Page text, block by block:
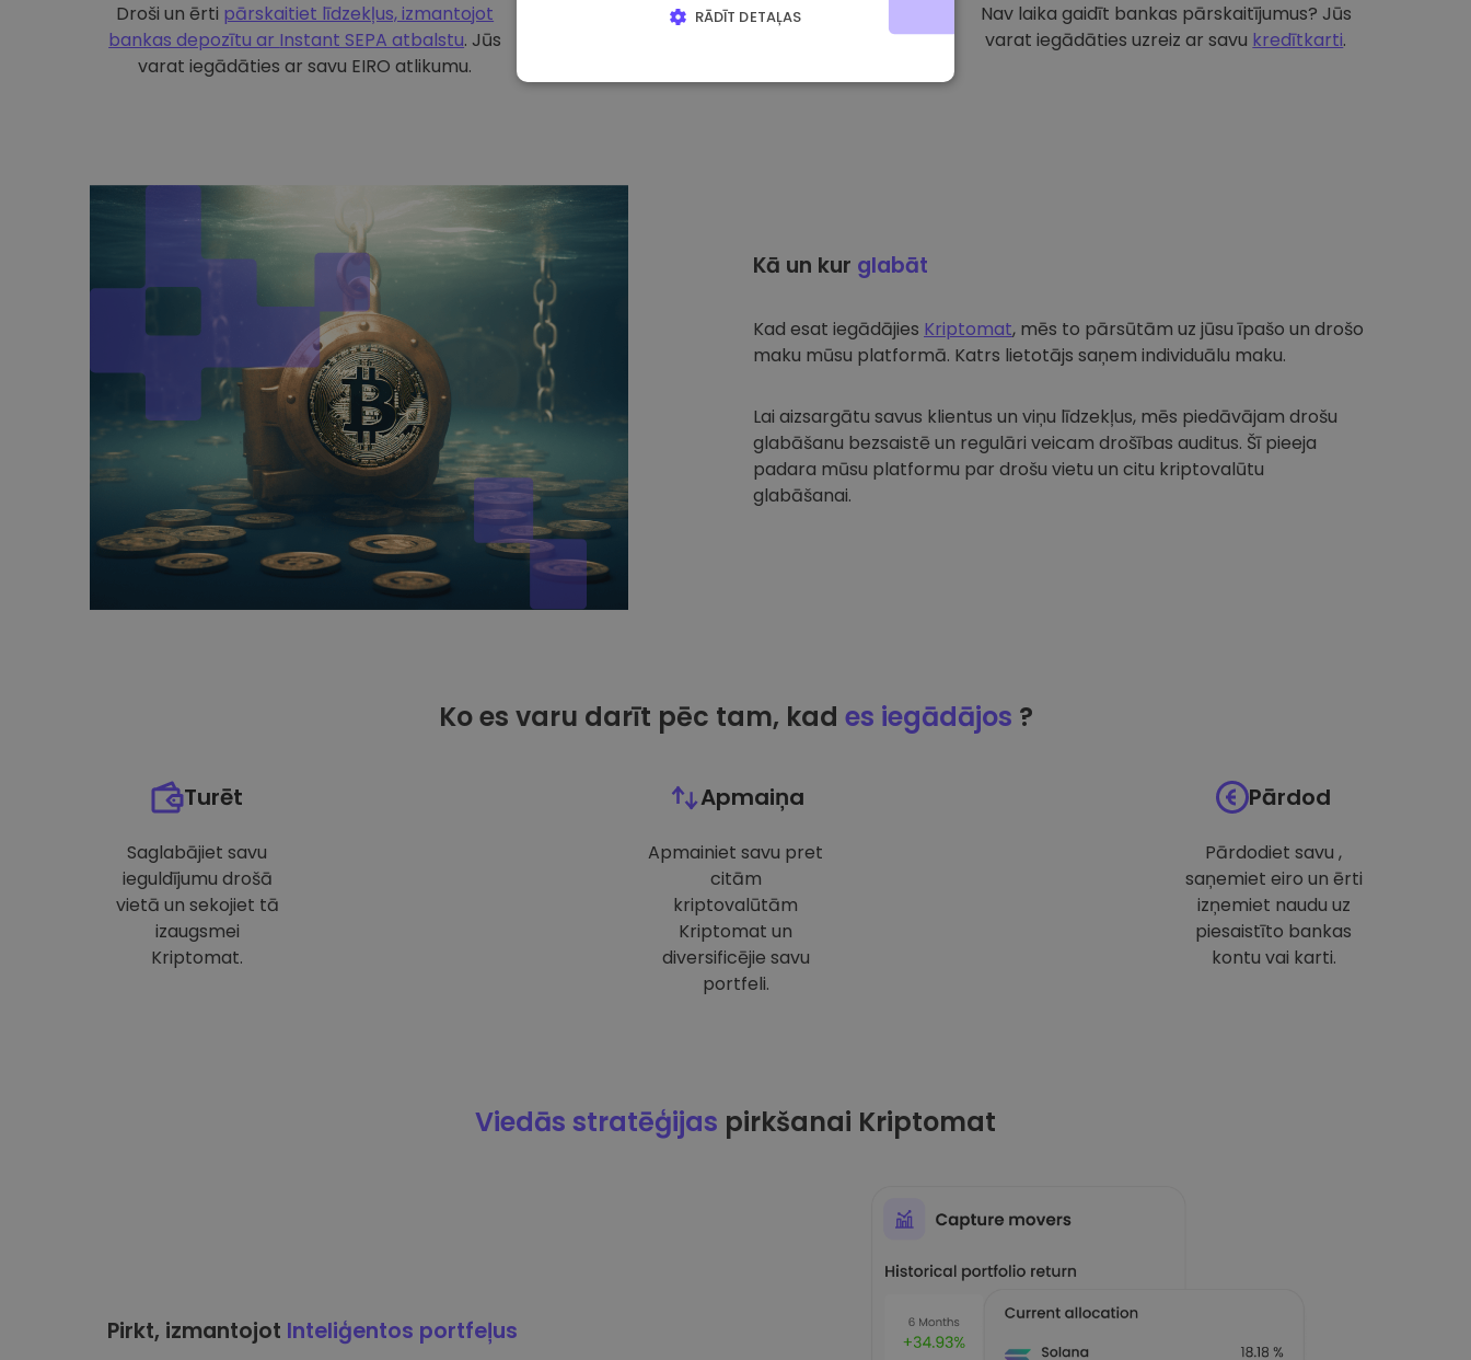
Droši un ērti pārskaitiet līdzekļus, izmantojot
bankas depozītu ar Instant SEPA atbalstu. Jūs
varat iegādāties ar savu EIRO atlikumu.
Nav laika gaidīt bankas pārskaitījumus? Jūs
varat iegādāties uzreiz ar savu kredītkarti.
Kā un kur glabāt
Kad esat iegādājies Kriptomat, mēs to pārsūtām uz jūsu īpašo un drošo
maku mūsu platformā. Katrs lietotājs saņem individuālu maku.
Lai aizsargātu savus klientus un viņu līdzekļus, mēs piedāvājam drošu
glabāšanu bezsaistē un regulāri veicam drošības auditus. Šī pieeja
padara mūsu platformu par drošu vietu un citu kriptovalūtu
glabāšanai.
Ko es varu darīt pēc tam, kad es iegādājos ?
Turēt
Saglabājiet savu
ieguldījumu drošā
vietā un sekojiet tā
izaugsmei
Kriptomat.
Apmaiņa
Apmainiet savu pret
citām
kriptovalūtām
Kriptomat un
diversificējie savu
portfeli.
Pārdod
Pārdodiet savu ,
saņemiet eiro un ērti
izņemiet naudu uz
piesaistīto bankas
kontu vai karti.
Viedās stratēģijas pirkšanai Kriptomat
Pirkt, izmantojot Inteliģentos portfeļus
RĀDĪT DETAĻAS